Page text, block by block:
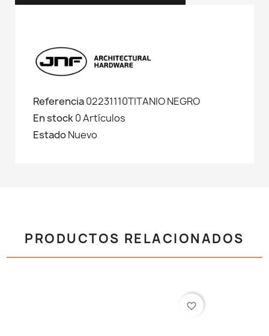
Referencia02231110TITANIO NEGRO
En stock0 Artículos
EstadoNuevo
PRODUCTOS RELACIONADOS
favorite_border